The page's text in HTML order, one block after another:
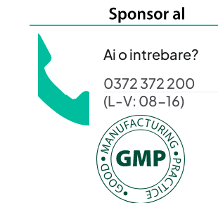
Ai o intrebare?
0372 372 200
(L-V: 08-16)